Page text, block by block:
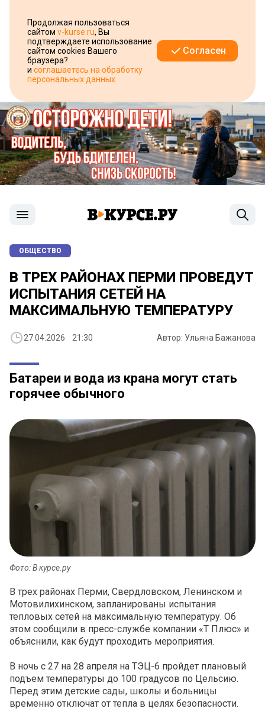
Продолжая пользоваться
сайтом v-kurse.ru, Вы
подтверждаете использование
сайтом cookies Вашего
браузера?
и соглашаетесь на обработку
персональных данных
Согласен
ОБЩЕСТВО
В ТРЕХ РАЙОНАХ ПЕРМИ ПРОВЕДУТ
ИСПЫТАНИЯ СЕТЕЙ НА
МАКСИМАЛЬНУЮ ТЕМПЕРАТУРУ
27.04.2026 21:30 Автор: Ульяна Бажанова
Батареи и вода из крана могут стать
горячее обычного
Фото: В курсе.ру
В трех районах Перми, Свердловском, Ленинском и
Мотовилихинском, запланированы испытания
тепловых сетей на максимальную температуру. Об
этом сообщили в пресс-службе компании «Т Плюс» и
объяснили, как будут проходить мероприятия.
В ночь с 27 на 28 апреля на ТЭЦ-6 пройдет плановый
подъем температуры до 100 градусов по Цельсию.
Перед этим детские сады, школы и больницы
временно отключат от тепла в целях безопасности.